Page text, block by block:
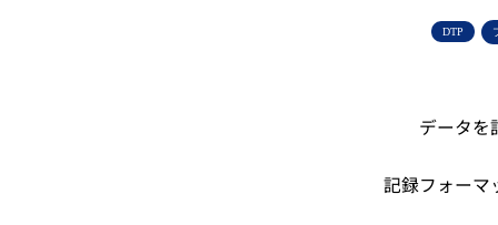
DTP
データを
記録フォーマ